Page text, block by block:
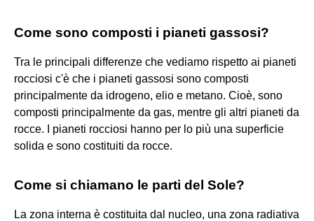
Come sono composti i pianeti gassosi?
Tra le principali differenze che vediamo rispetto ai pianeti
rocciosi c'è che i pianeti gassosi sono composti
principalmente da idrogeno, elio e metano. Cioè, sono
composti principalmente da gas, mentre gli altri pianeti da
rocce. I pianeti rocciosi hanno per lo più una superficie
solida e sono costituiti da rocce.
Come si chiamano le parti del Sole?
La zona interna è costituita dal nucleo, una zona radiativa